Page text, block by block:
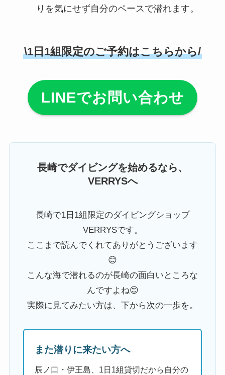
りを気にせず自分のペースで潜れます。
\1日1組限定のご予約はこちらから/
LINEでお問い合わせ
長崎でダイビングを始めるなら、
VERRYSへ
長崎で1日1組限定のダイビングショップ
VERRYSです。
ここまで読んでくれてありがとうございます
😊
こんな海で潜れるのが長崎の面白いところな
んですよね😊
実際に見てみたい方は、下から次の一歩を。
また潜りに来たい方へ
辰ノ口・伊王島、1日1組貸切だから自分の